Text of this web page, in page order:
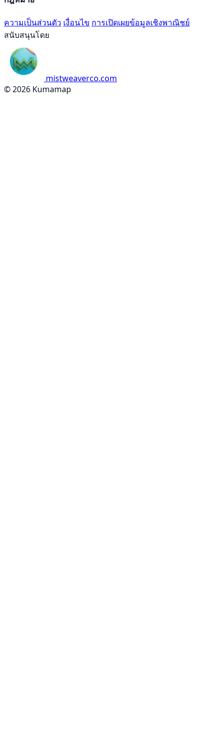
ความเป็นส่วนตัว เงื่อนไข การเปิดเผยข้อมูลเชิงพาณิชย์
สนับสนุนโดย
mistweaverco.com
© 2026 Kumamap